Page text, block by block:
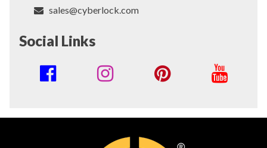
sales@cyberlock.com
Social Links
Social
Links